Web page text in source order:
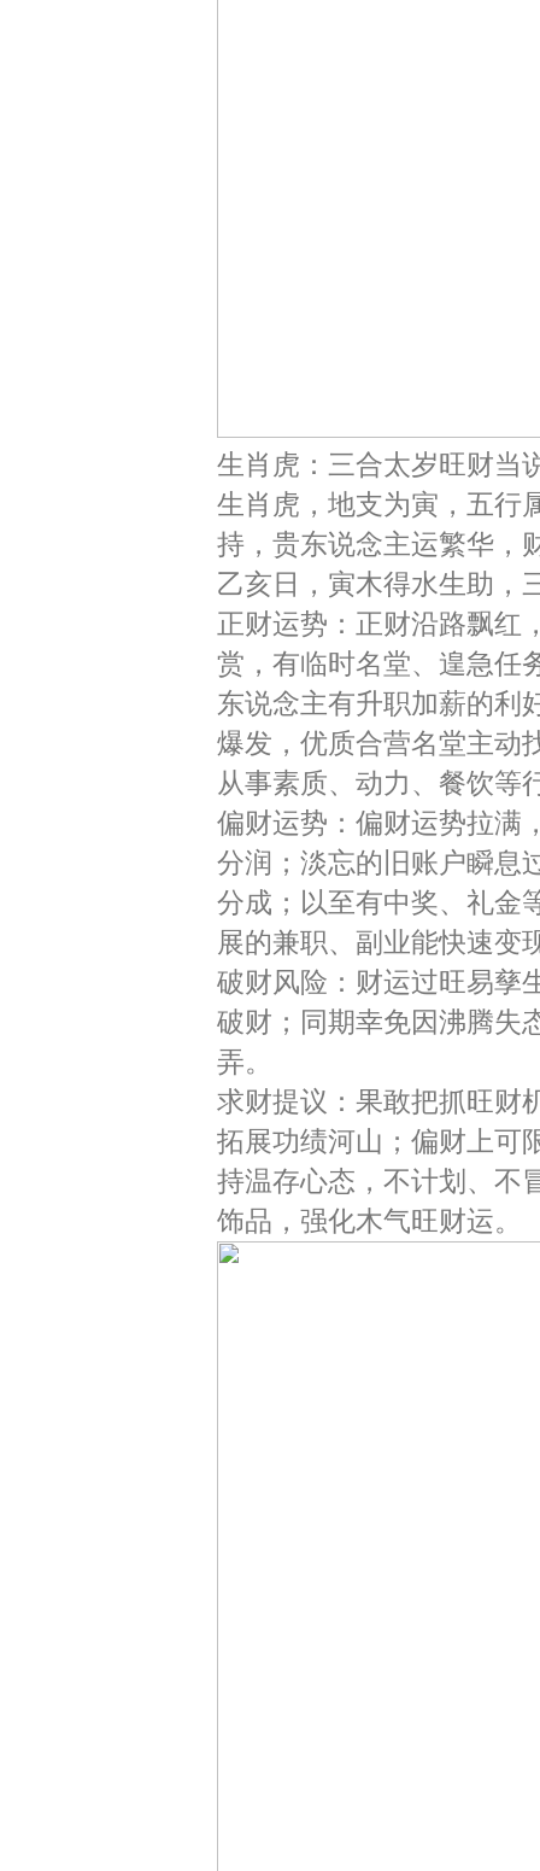
生肖虎：三合太岁旺财当
生肖虎，地支为寅，五行
持，贵东说念主运繁华，
乙亥日，寅木得水生助，
正财运势：正财沿路飘红
赏，有临时名堂、遑急任
东说念主有升职加薪的利
爆发，优质合营名堂主动
从事素质、动力、餐饮等
偏财运势：偏财运势拉满
分润；淡忘的旧账户瞬息
分成；以至有中奖、礼金
展的兼职、副业能快速变
破财风险：财运过旺易孳
破财；同期幸免因沸腾失
弄。
求财提议：果敢把抓旺财
拓展功绩河山；偏财上可
持温存心态，不计划、不
饰品，强化木气旺财运。